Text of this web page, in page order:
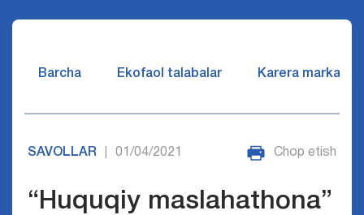
Barcha Ekofaol talabalar Karera markazi
SAVOLLAR 01/04/2021 Chop etish
“Huquqiy maslahathona”